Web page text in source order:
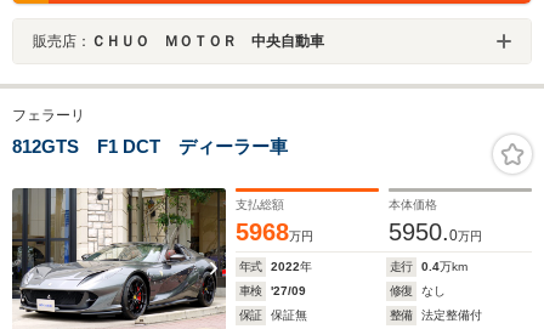
販売店： ＣＨＵＯ ＭＯＴＯＲ 中央自動車
フェラーリ
812GTS F1 DCT ディーラー車
支払総額
5968万円
本体価格
5950.0万円
年式 2022年 走行 0.4万km
車検
'27/09 修復
なし
保証
保証無 整備 法定整備付